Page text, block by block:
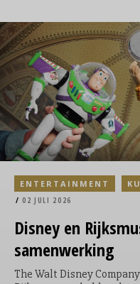
Disney en
samenwerking
The Walt Disney
ENTERTAINMENT
02 JULI 2026